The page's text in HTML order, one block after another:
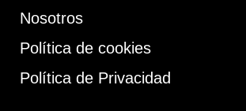
Nosotros
Política de cookies
Política de Privacidad